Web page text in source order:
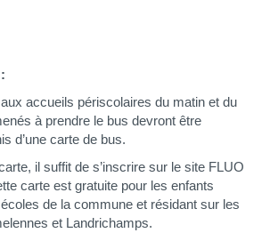
accueils périscolaires du matin et du
à prendre le bus devront être
d’une carte de bus.
il suffit de s’inscrire sur le site FLUO
carte est gratuite pour les enfants
de la commune et résidant sur les
et Landrichamps.